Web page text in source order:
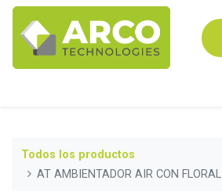
Todos los productos
AT AMBIENTADOR AIR CON FLORAL